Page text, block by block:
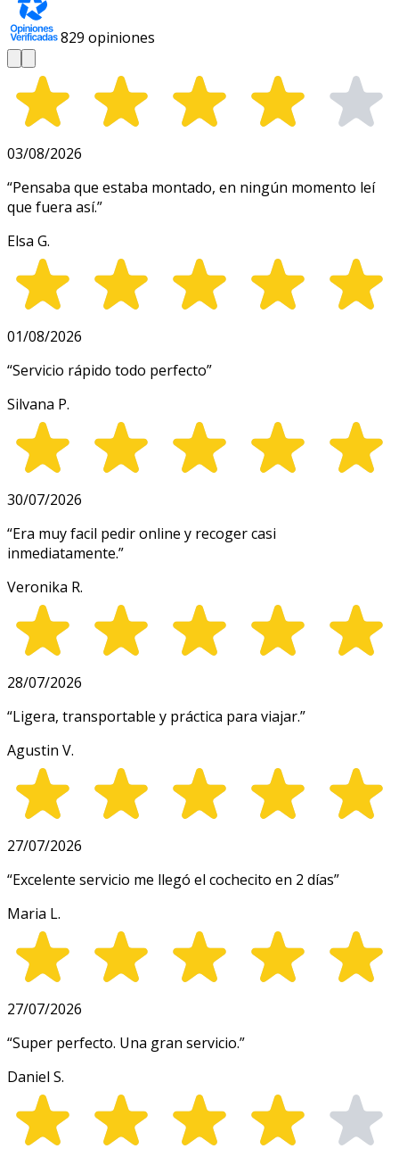
829 opiniones
03/08/2026
“Pensaba que estaba montado, en ningún momento leí
que fuera así.”
Elsa G.
01/08/2026
“Servicio rápido todo perfecto”
Silvana P.
30/07/2026
“Era muy facil pedir online y recoger casi
inmediatamente.”
Veronika R.
28/07/2026
“Ligera, transportable y práctica para viajar.”
Agustin V.
27/07/2026
“Excelente servicio me llegó el cochecito en 2 días”
Maria L.
27/07/2026
“Super perfecto. Una gran servicio.”
Daniel S.